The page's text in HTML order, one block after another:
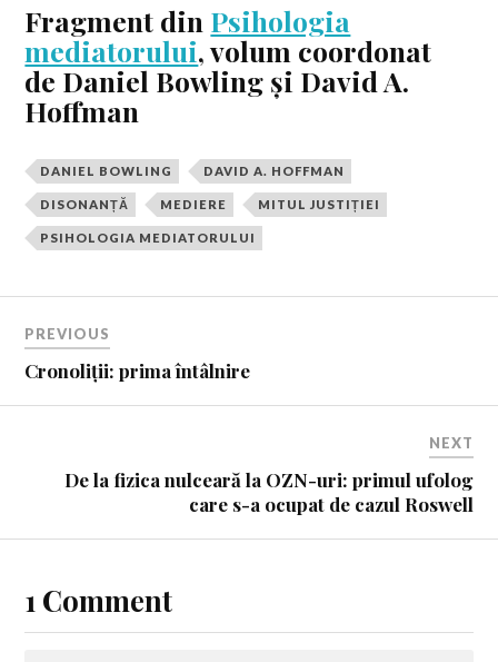
Fragment din Psihologia
mediatorului, volum coordonat
de Daniel Bowling și David A.
Hoffman
DANIEL BOWLING DAVID A. HOFFMAN
DISONANȚĂ MEDIERE MITUL JUSTIȚIEI
PSIHOLOGIA MEDIATORULUI
PREVIOUS
Cronoliții: prima întâlnire
NEXT
De la fizica nulceară la OZN-uri: primul ufolog
care s-a ocupat de cazul Roswell
1 Comment